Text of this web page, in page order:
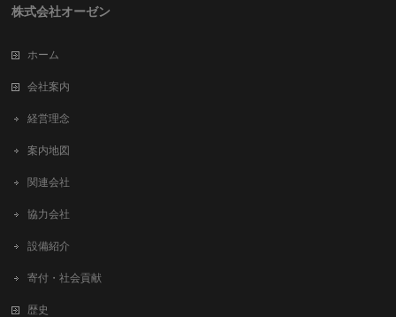
株式会社オーゼン
ホーム
会社案内
経営理念
案内地図
関連会社
協力会社
設備紹介
寄付・社会貢献
歴史